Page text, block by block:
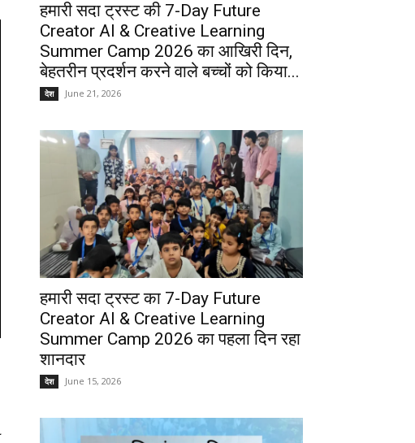
हमारी सदा ट्रस्ट की 7-Day Future
Creator AI & Creative Learning
Summer Camp 2026 का आखिरी दिन,
बेहतरीन प्रदर्शन करने वाले बच्चों को किया...
देश June 21, 2026
हमारी सदा ट्रस्ट का 7-Day Future
Creator AI & Creative Learning
Summer Camp 2026 का पहला दिन रहा
शानदार
देश June 15, 2026